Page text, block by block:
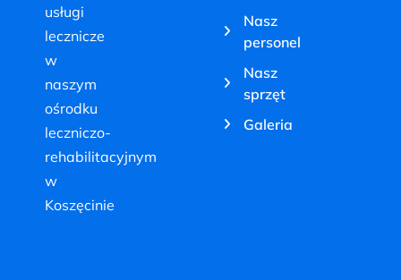
usługi
lecznicze
w
naszym
ośrodku
leczniczo-
rehabilitacyjnym
w
Koszęcinie
Nasz
personel
Nasz
sprzęt
Galeria